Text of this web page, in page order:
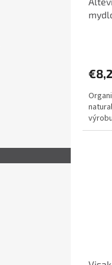
je
z
5